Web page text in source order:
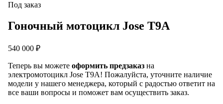
Под заказ
Гоночный мотоцикл Jose T9A
540 000 ₽
Теперь вы можете оформить предзаказ на
электромотоцикл Jose T9A! Пожалуйста, уточните наличие
модели у нашего менеджера, который с радостью ответит на
все ваши вопросы и поможет вам осуществить заказ.